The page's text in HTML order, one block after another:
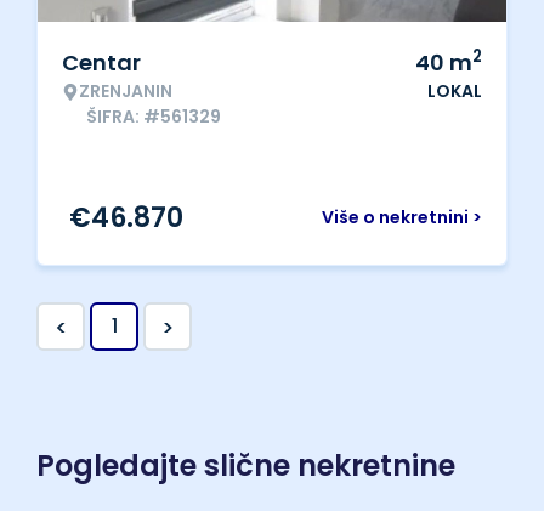
Centar
ZRENJANIN
ŠIFRA: #561329
40 m2
LOKAL
Više o nekretnini >
€46.870
< 1 >
Pogledajte slične nekretnine